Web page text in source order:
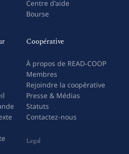
Centre d'aide
Bourse
Coopérative
À propos de READ-COOP
Membres
Rejoindre la coopérative
Presse & Médias
Statuts
Contactez-nous
Legal